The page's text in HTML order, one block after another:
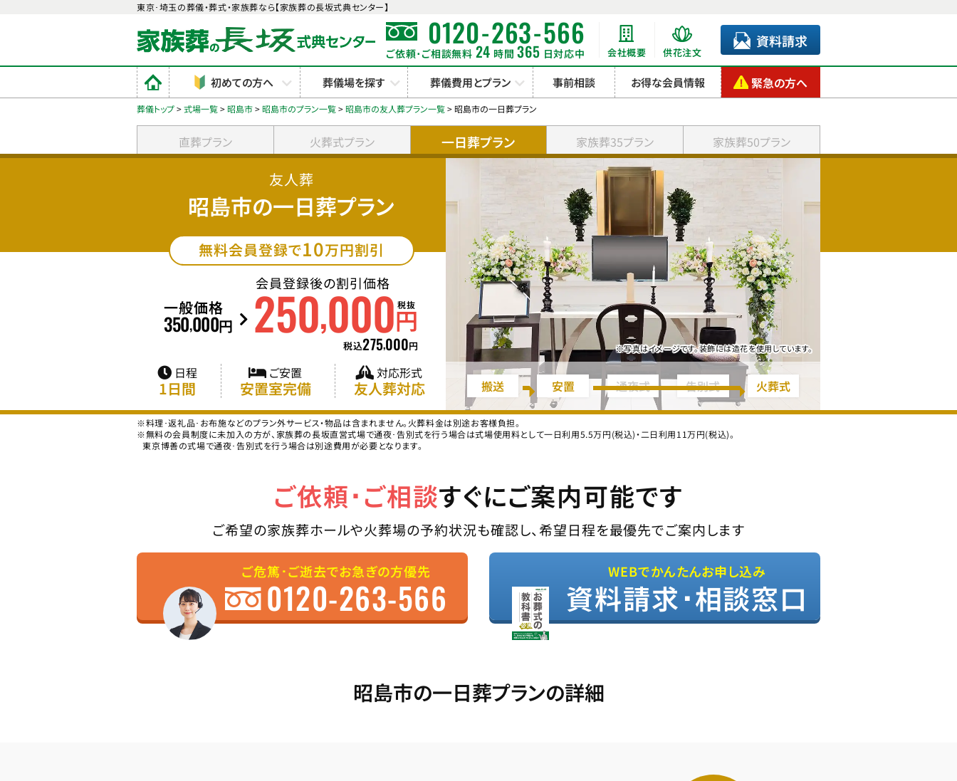
東京･埼玉の葬儀・葬式・家族葬なら【家族葬の長坂式典センター】
0120-263-566
ご依頼･ご相談無料 24 時間 365 日対応中 会社概要 供花注文
資料請求
初めての方へ 葬儀場を探す 葬儀費用とプラン 事前相談 お得な会員情報 緊急の方へ
葬儀トップ>式場一覧>昭島市>昭島市のプラン一覧>昭島市の友人葬プラン一覧> 昭島市の一日葬プラン
直葬プラン 火葬式プラン 一日葬プラン 家族葬35プラン 家族葬50プラン
友人葬
昭島市の一日葬プラン
無料会員登録で10万円割引
一般価格
350,000円
会員登録後の割引価格
250,000円
税抜
税込275,000円
日程
1日間
ご安置
安置室完備
対応形式
友人葬対応
※写真はイメージです。装飾には造花を使用しています。
搬送 安置 通夜式 告別式 火葬式
※料理･返礼品･お布施などのプラン外サービス・物品は含まれません。火葬料金は別途お客様負担。
※無料の会員制度に未加入の方が、家族葬の長坂直営式場で通夜･告別式を行う場合は式場使用料として一日利用5.5万円(税込)・二日利用11万円(税込)。
東京博善の式場で通夜･告別式を行う場合は別途費用が必要となります。
ご依頼･ご相談すぐにご案内可能です
ご希望の家族葬ホールや火葬場の予約状況も確認し、希望日程を最優先でご案内します
ご危篤･ご逝去でお急ぎの方優先
0120-263-566
WEBでかんたんお申し込み
資料請求･相談窓口
昭島市の一日葬プランの詳細